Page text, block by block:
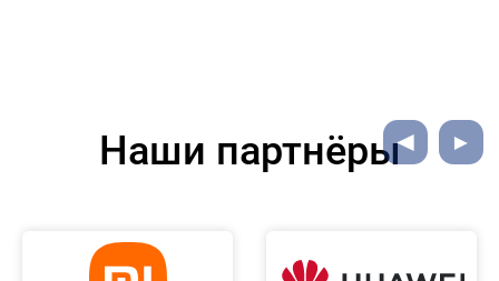
Наши партнёры